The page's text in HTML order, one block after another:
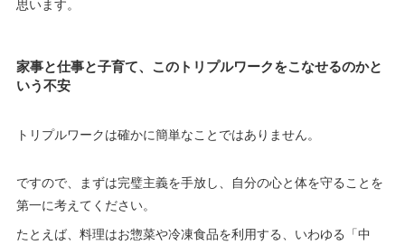
家事と仕事と子育て、このトリプルワークをこなせるのかと
いう不安
トリプルワークは確かに簡単なことではありません。
ですので、まずは完璧主義を手放し、自分の心と体を守ることを
第一に考えてください。
たとえば、料理はお惣菜や冷凍食品を利用する、いわゆる「中